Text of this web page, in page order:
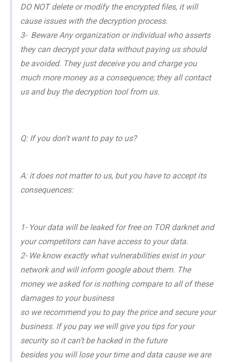
DO NOT delete or modify the encrypted files, it will
cause issues with the decryption process.
3- Beware Any organization or individual who asserts
they can decrypt your data without paying us should
be avoided. They just deceive you and charge you
much more money as a consequence; they all contact
us and buy the decryption tool from us.
Q: If you don't want to pay to us?
A: it does not matter to us, but you have to accept its
consequences:
1- Your data will be leaked for free on TOR darknet and
your competitors can have access to your data.
2- We know exactly what vulnerabilities exist in your
network and will inform google about them. The
money we asked for is nothing compare to all of these
damages to your business
so we recommend you to pay the price and secure your
business. If you pay we will give you tips for your
security so it can’t be hacked in the future
besides you will lose your time and data cause we are